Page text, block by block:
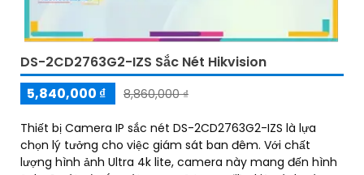
DS-2CD2763G2-IZS Sắc Nét Hikvision
5,840,000 ₫
8,860,000 ₫
Thiết bị Camera IP sắc nét DS-2CD2763G2-IZS là lựa
chọn lý tưởng cho việc giám sát ban đêm. Với chất
lượng hình ảnh Ultra 4k lite, camera này mang đến hình